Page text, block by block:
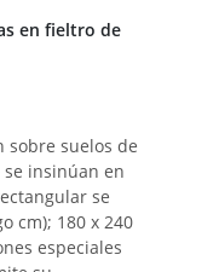
en fieltro de
sobre suelos de
insinúan en
se
cm); 180 x 240
especiales